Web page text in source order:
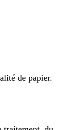
de papier.